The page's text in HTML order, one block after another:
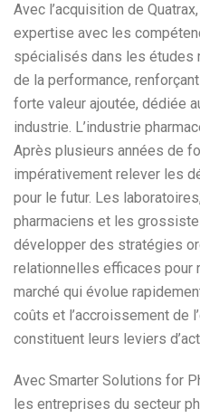
Avec l’acquisition de
expertise avec les
spécialisés dans les études
de la performance,
forte valeur ajoutée, dédiée
industrie. L’industrie
Après plusieurs années de
impérativement relever les
pour le futur. Les
pharmaciens et les
développer des stratégies
relationnelles efficaces pour
marché qui évolue
coûts et l’accroissement de
constituent leurs leviers
Avec Smarter Solutions for
les entreprises du secteur